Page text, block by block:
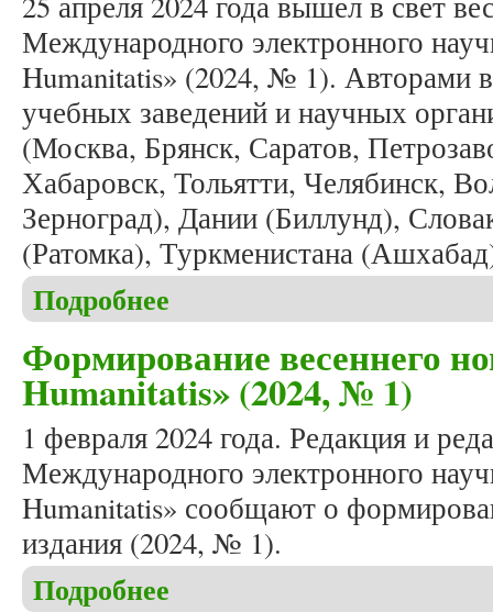
Международного электронного
Humanitatis» (2024, № 1). Авторами
учебных заведений и научных
(Москва, Брянск, Саратов,
Хабаровск, Тольятти, Челябинск,
Зерноград), Дании (Биллунд),
(Ратомка), Туркменистана
Подробнее
Формирование весеннего
Humanitatis» (2024, № 1)
1 февраля 2024 года. Редакция и
Международного электронного
Humanitatis» сообщают о
издания (2024, № 1).
Подробнее